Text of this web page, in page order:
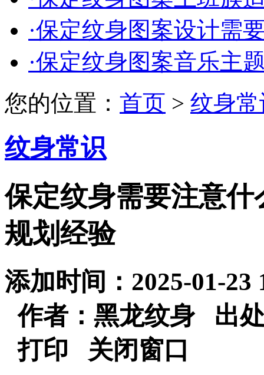
·保定纹身图案设计需
·保定纹身图案音乐主
您的位置： 首页 > 纹身
纹身常识
保定纹身需要注意
规划经验
添加时间：2025-01-
作者：黑龙纹身 出
打印
关闭窗口